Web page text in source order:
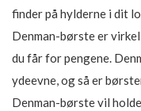
finder på hylderne i dit
Denman-børste er
du får for pengene.
ydeevne, og så er
Denman-børste vil